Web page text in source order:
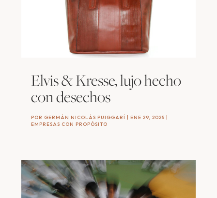
Elvis & Kresse, lujo hecho
con desechos
POR GERMÁN NICOLÁS PUIGGARÍ ENE 29, 2025
EMPRESAS CON PROPÓSITO